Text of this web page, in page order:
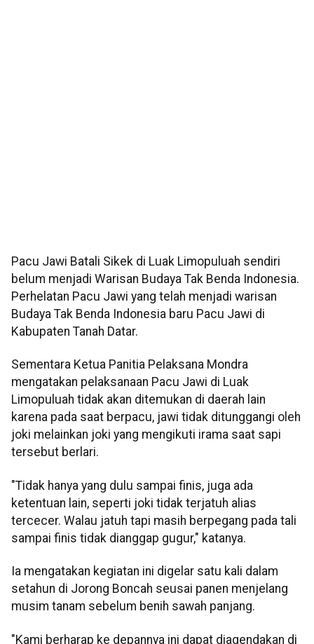
Pacu Jawi Batali Sikek di Luak Limopuluah sendiri
belum menjadi Warisan Budaya Tak Benda Indonesia.
Perhelatan Pacu Jawi yang telah menjadi warisan
Budaya Tak Benda Indonesia baru Pacu Jawi di
Kabupaten Tanah Datar.
Sementara Ketua Panitia Pelaksana Mondra
mengatakan pelaksanaan Pacu Jawi di Luak
Limopuluah tidak akan ditemukan di daerah lain
karena pada saat berpacu, jawi tidak ditunggangi oleh
joki melainkan joki yang mengikuti irama saat sapi
tersebut berlari.
"Tidak hanya yang dulu sampai finis, juga ada
ketentuan lain, seperti joki tidak terjatuh alias
tercecer. Walau jatuh tapi masih berpegang pada tali
sampai finis tidak dianggap gugur," katanya.
Ia mengatakan kegiatan ini digelar satu kali dalam
setahun di Jorong Boncah seusai panen menjelang
musim tanam sebelum benih sawah panjang.
"Kami berharap ke depannya ini dapat diagendakan di